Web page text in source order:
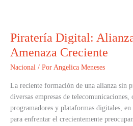
Piratería Digital:
Amenaza Creciente
Nacional / Por Angelica Meneses
La reciente formación de una alianza sin
diversas empresas de
programadores y plataformas digitales,
para enfrentar el crecientemente
Alianza
Contra
la
Amenaza